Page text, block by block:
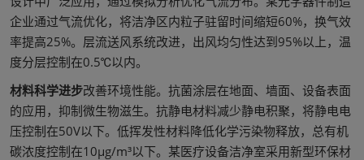
企业通过气流优化，将洁净区内粒子驻留时间缩短60%，换气效
率提高25%。层流送风系统改进，出风均匀性达到95%以上，温
度分层控制在0.5℃以内。
材料科学进步改善环境性能。抗菌涂层在地面、墙面、设备表面
的应用，抑制微生物滋生。抗静电材料减少静电积聚，将静电电
压控制在50V以下。低挥发性材料降低化学污染物释放，总有机
碳浓度控制在10μg/m³以下。某医疗设备洁净室采用新型环保材